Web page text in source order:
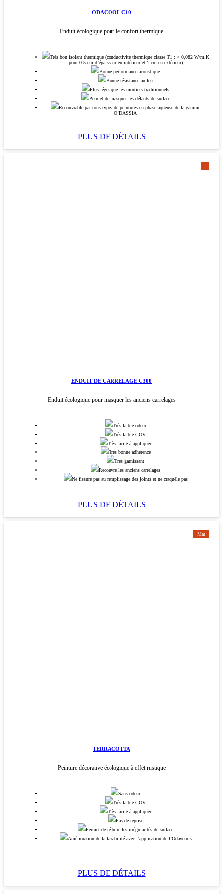
ODACOOL C10
Enduit écologique pour le confort thermique
Très bon isolant thermique (conductivité thermique classe T1 : < 0,082 W/m.K
pour 0.5 cm d’épaisseur en intérieur et 1 cm en extérieur)
Bonne performance acoustique
Bonne résistance au feu
Plus léger que les mortiers traditionnels
Permet de masquer les défauts de surface
Recouvrable par tous types de peintures en phase aqueuse de la gamme
O’DASSIA
PLUS DE DÉTAILS
ENDUIT DE CARRELAGE C300
Enduit écologique pour masquer les anciens carrelages
Très faible odeur
Très faible COV
Très facile à appliquer
Très bonne adhérence
Très garnissant
Recouvre les anciens carrelages
Ne fissure pas au remplissage des joints et ne craquèle pas
PLUS DE DÉTAILS
Mat
TERRACOTTA
Peinture décorative écologique à effet rustique
Sans odeur
Très faible COV
Très facile à appliquer
Pas de reprise
Permet de réduire les irrégularités de surface
Amélioration de la lavabilité avec l’application de l’Odavernis
PLUS DE DÉTAILS